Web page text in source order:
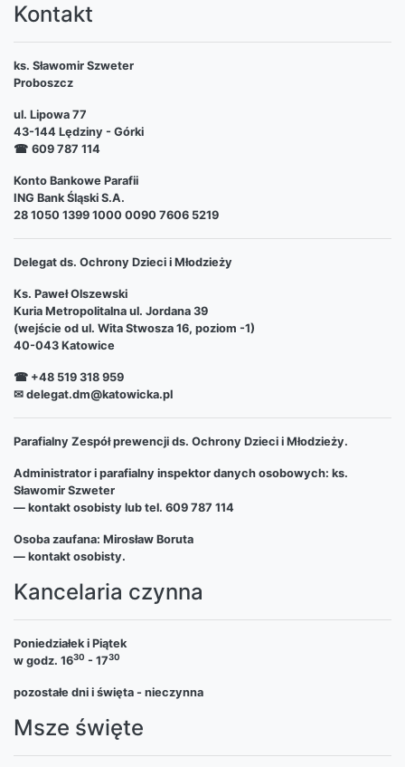
Kontakt
ks. Sławomir Szweter
Proboszcz
ul. Lipowa 77
43-144 Lędziny - Górki
☎ 609 787 114
Konto Bankowe Parafii
ING Bank Śląski S.A.
28 1050 1399 1000 0090 7606 5219
Delegat ds. Ochrony Dzieci i Młodzieży
Ks. Paweł Olszewski
Kuria Metropolitalna ul. Jordana 39
(wejście od ul. Wita Stwosza 16, poziom -1)
40-043 Katowice
☎ +48 519 318 959
✉ delegat.dm@katowicka.pl
Parafialny Zespół prewencji ds. Ochrony Dzieci i Młodzieży.
Administrator i parafialny inspektor danych osobowych: ks.
Sławomir Szweter
— kontakt osobisty lub tel. 609 787 114
Osoba zaufana: Mirosław Boruta
— kontakt osobisty.
Kancelaria czynna
Poniedziałek i Piątek
w godz. 1630 - 1730
pozostałe dni i święta - nieczynna
Msze święte